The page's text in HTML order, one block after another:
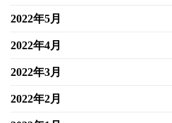
2022年5月
2022年4月
2022年3月
2022年2月